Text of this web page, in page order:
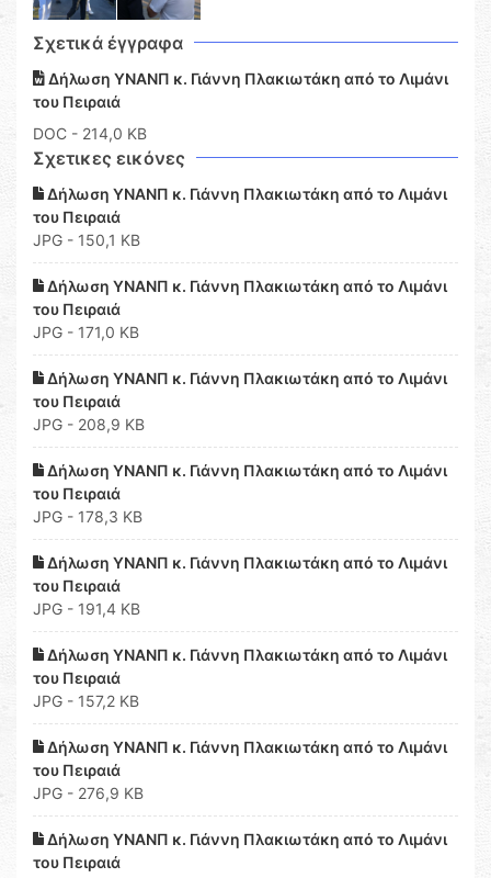
Σχετικά έγγραφα
Δήλωση ΥΝΑΝΠ κ. Γιάννη Πλακιωτάκη από το Λιμάνι
του Πειραιά
DOC - 214,0 KB
Σχετικες εικόνες
Δήλωση ΥΝΑΝΠ κ. Γιάννη Πλακιωτάκη από το Λιμάνι
του Πειραιά
JPG - 150,1 KB
Δήλωση ΥΝΑΝΠ κ. Γιάννη Πλακιωτάκη από το Λιμάνι
του Πειραιά
JPG - 171,0 KB
Δήλωση ΥΝΑΝΠ κ. Γιάννη Πλακιωτάκη από το Λιμάνι
του Πειραιά
JPG - 208,9 KB
Δήλωση ΥΝΑΝΠ κ. Γιάννη Πλακιωτάκη από το Λιμάνι
του Πειραιά
JPG - 178,3 KB
Δήλωση ΥΝΑΝΠ κ. Γιάννη Πλακιωτάκη από το Λιμάνι
του Πειραιά
JPG - 191,4 KB
Δήλωση ΥΝΑΝΠ κ. Γιάννη Πλακιωτάκη από το Λιμάνι
του Πειραιά
JPG - 157,2 KB
Δήλωση ΥΝΑΝΠ κ. Γιάννη Πλακιωτάκη από το Λιμάνι
του Πειραιά
JPG - 276,9 KB
Δήλωση ΥΝΑΝΠ κ. Γιάννη Πλακιωτάκη από το Λιμάνι
του Πειραιά